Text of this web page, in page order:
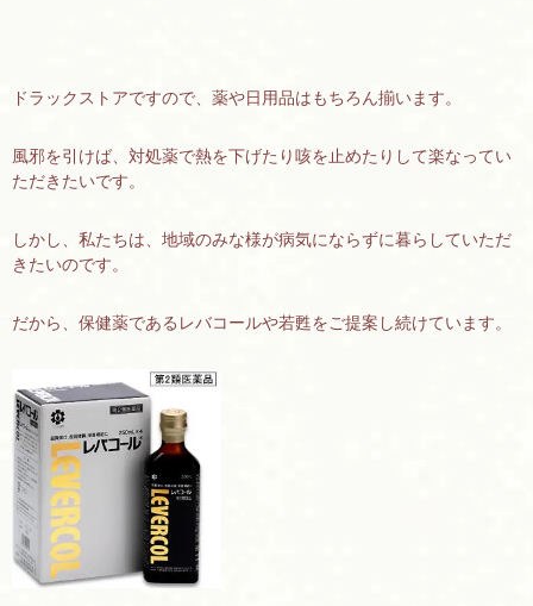
ドラックストアですので、薬や日用品はもちろん揃います。
風邪を引けば、対処薬で熱を下げたり咳を止めたりして楽なってい
ただきたいです。
しかし、私たちは、地域のみな様が病気にならずに暮らしていただ
きたいのです。
だから、保健薬であるレバコールや若甦をご提案し続けています。